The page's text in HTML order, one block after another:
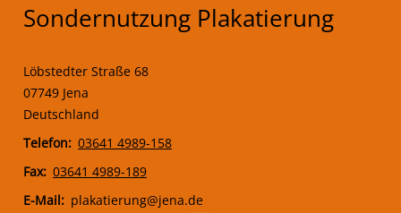
Sondernutzung Plakatierung
Löbstedter Straße 68
07749 Jena
Deutschland
Telefon
03641 4989-158
Fax 03641 4989-189
E-Mail
plakatierung@jena.de